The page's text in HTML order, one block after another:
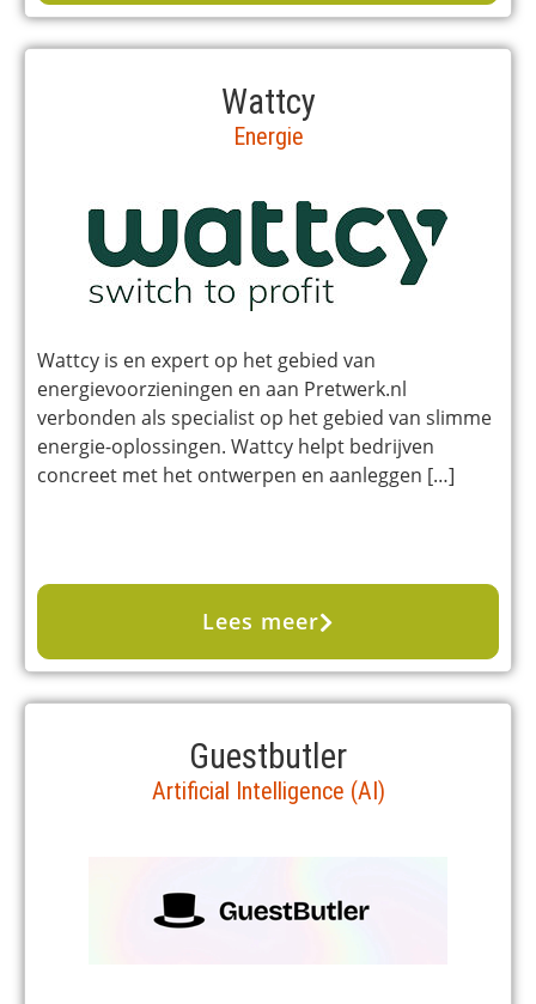
Wattcy
Energie
Wattcy is en expert op het gebied van
energievoorzieningen en aan Pretwerk.nl
verbonden als specialist op het gebied van slimme
energie-oplossingen. Wattcy helpt bedrijven
concreet met het ontwerpen en aanleggen […]
Lees meer
Guestbutler
Artificial Intelligence (AI)